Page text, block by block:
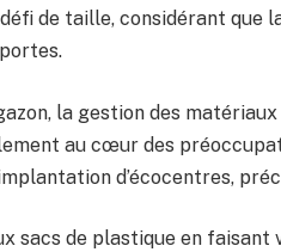
de taille, considérant que
la gestion des
au cœur des
d’écocentres,
sacs de plastique en faisant